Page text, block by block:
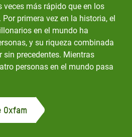
veces más rápido que en los
primera vez en la historia, el
en el mundo ha
y su riqueza combinada
sin precedentes. Mientras
personas en el mundo pasa
Oxfam